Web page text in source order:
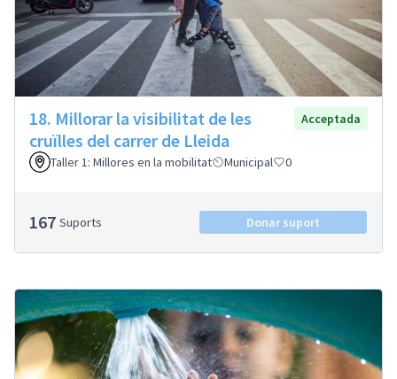
18. Millorar la visibilitat de les
cruïlles del carrer de Lleida
Acceptada
Taller 1: Millores en la mobilitat Municipal 0
167 Suports Donar suport